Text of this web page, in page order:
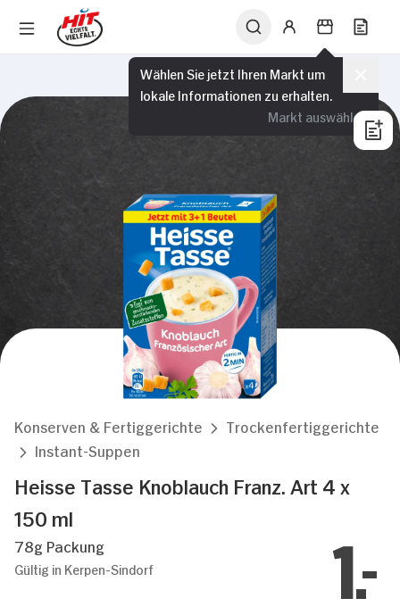
Wählen Sie jetzt Ihren Markt um
lokale Informationen zu erhalten.
Markt auswählen
Konserven & Fertiggerichte
Trockenfertiggerichte
Instant-Suppen
Heisse Tasse Knoblauch Franz. Art 4 x
150 ml
78g Packung
Gültig in Kerpen-Sindorf 1.